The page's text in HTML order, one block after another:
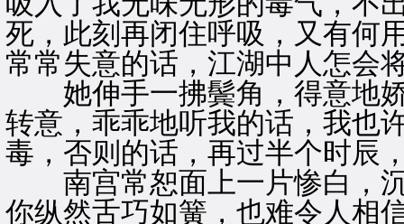
死，此刻再闭住呼吸，又有何
常常失意的话，江湖中人怎会
她伸手一拂鬓角，得意地娇
转意，乖乖地听我的话，我也
毒，否则的话，再过半个时辰
南宫常恕面上一片惨白，沉
你纵然舌巧如簧，也难令人相